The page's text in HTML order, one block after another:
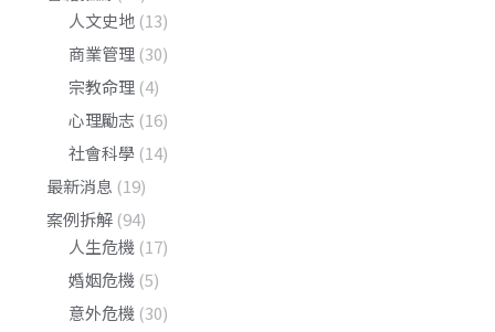
人文史地 (13)
商業管理 (30)
宗教命理 (4)
心理勵志 (16)
社會科學 (14)
最新消息 (19)
案例拆解 (94)
人生危機 (17)
婚姻危機 (5)
意外危機 (30)